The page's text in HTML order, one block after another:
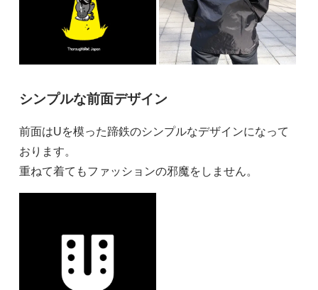
シンプルな前面デザイン
前面はUを模った蹄鉄のシンプルなデザインになって
おります。
重ねて着てもファッションの邪魔をしません。